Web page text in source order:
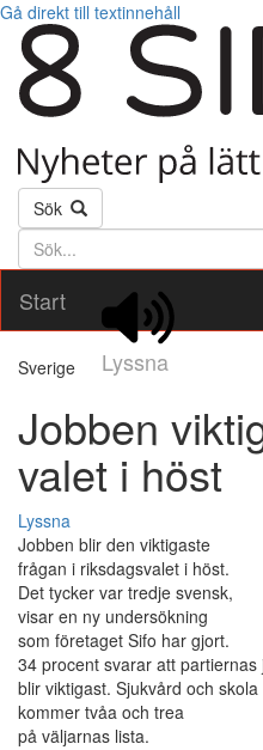
Gå direkt till textinnehåll
Sök
Söktext
Start
Lyssna
Sverige
Jobben
valet i höst
Lyssna
Jobben blir den viktigaste
frågan i riksdagsvalet i höst.
Det tycker var tredje svensk,
visar en ny undersökning
som företaget Sifo har gjort.
34 procent svarar att partiernas
blir viktigast. Sjukvård och skola
kommer tvåa och trea
på väljarnas lista.